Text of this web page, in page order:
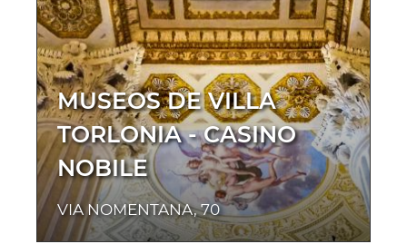
MUSEOS DE VILLA
TORLONIA - CASINO
NOBILE
VIA NOMENTANA, 70